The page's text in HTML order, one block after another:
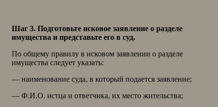
Шаг 3. Подготовьте исковое заявление о разделе
имущества и представьте его в суд.
По общему правилу в исковом заявлении о разделе
имущества следует указать:
— наименование суда, в который подается заявление;
— Ф.И.О. истца и ответчика, их место жительства;